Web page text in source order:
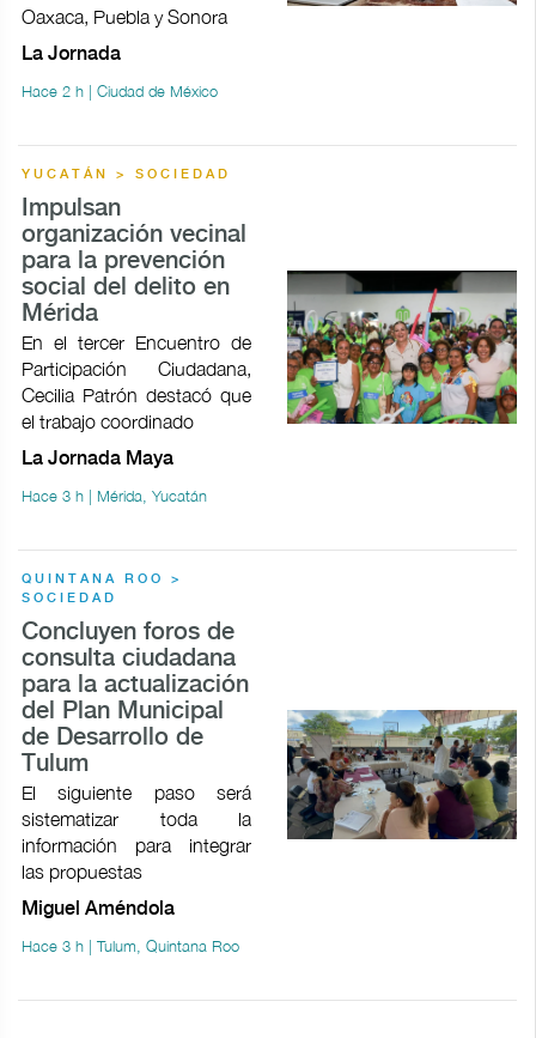
Oaxaca, Puebla y Sonora
La Jornada
Hace 2 h | Ciudad de México
YUCATÁN > SOCIEDAD
Impulsan
organización vecinal
para la prevención
social del delito en
Mérida
En el tercer Encuentro de
Participación Ciudadana,
Cecilia Patrón destacó que
el trabajo coordinado
La Jornada Maya
Hace 3 h | Mérida, Yucatán
QUINTANA ROO >
SOCIEDAD
Concluyen foros de
consulta ciudadana
para la actualización
del Plan Municipal
de Desarrollo de
Tulum
El siguiente paso será
sistematizar toda la
información para integrar
las propuestas
Miguel Améndola
Hace 3 h | Tulum, Quintana Roo